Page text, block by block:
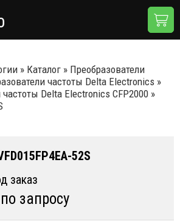
ОПЛАТА
» Каталог » Преобразователи
частоты Delta Electronics »
Delta Electronics CFP2000 »
52S
заказ
запросу